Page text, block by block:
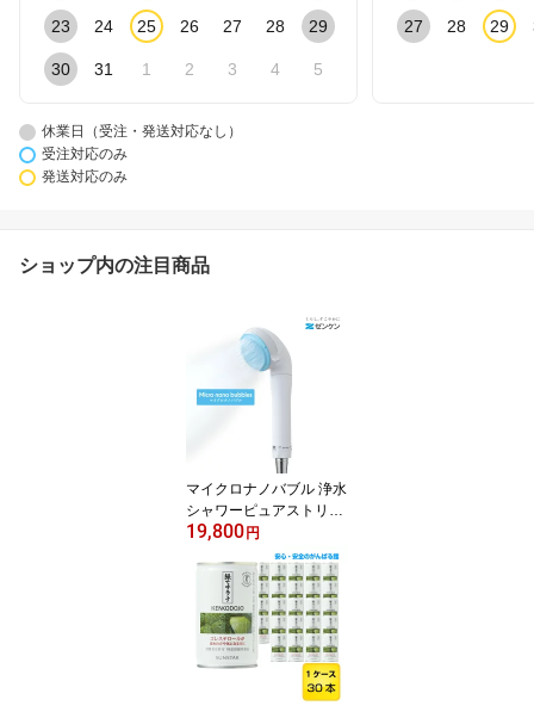
23 24 25 26 27 28 29
30 31 1 2 3 4 5
27 28 29
休業日（受注・発送対応なし）
受注対応のみ
発送対応のみ
ショップ内の注目商品
マイクロナノバブル 浄水
シャワーピュアストリー
ム・ミストCF-18ゼンケ
ン 正規取扱店【送料無
料】【ポイント10倍】
19,800円